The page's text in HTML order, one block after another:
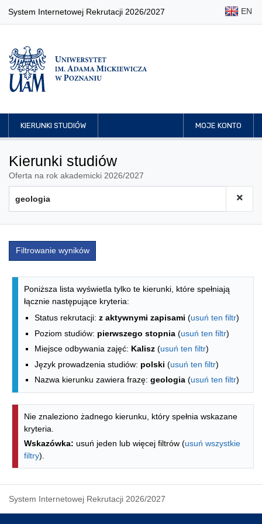
System Internetowej Rekrutacji 2026/2027 EN
KIERUNKI STUDIÓW MOJE KONTO
Kierunki studiów
Oferta na rok akademicki 2026/2027
Filtrowanie wyników
Lista kierunków - spis według
Poniższa lista wyświetla tylko te kierunki, które spełniają
łącznie następujące kryteria:
Status rekrutacji: z aktywnymi zapisami (usuń ten filtr)
Poziom studiów: pierwszego stopnia (usuń ten filtr)
Miejsce odbywania zajęć: Kalisz (usuń ten filtr)
Język prowadzenia studiów: polski (usuń ten filtr)
Nazwa kierunku zawiera frazę: geologia (usuń ten filtr)
Nie znaleziono żadnego kierunku, który spełnia wskazane
kryteria.
Wskazówka: usuń jeden lub więcej filtrów (usuń wszystkie
filtry).
System Internetowej Rekrutacji 2026/2027